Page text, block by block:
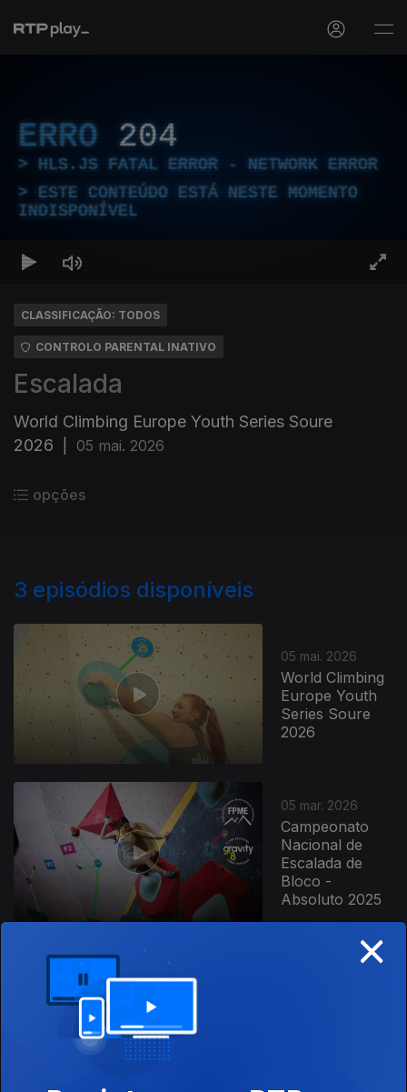
ERRO 204
HLS.JS FATAL ERROR - NETWORK ERROR
ESTE CONTEÚDO ESTÁ NESTE MOMENTO
INDISPONÍVEL
CLASSIFICAÇÃO: TODOS
CONTROLO PARENTAL INATIVO
Escalada
World Climbing Europe Youth Series Soure
2026
05 mai. 2026
opções
3 episódios disponíveis
05 mai. 2026
World Climbing
Europe Youth
Series Soure
2026
05 mar. 2026
Campeonato
Nacional de
Escalada de
Bloco -
Absoluto 2025
×